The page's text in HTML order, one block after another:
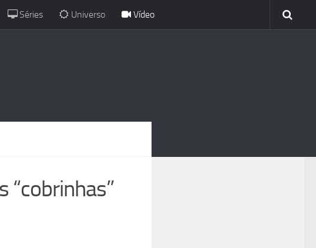
Séries Universo Vídeo
“cobrinhas”